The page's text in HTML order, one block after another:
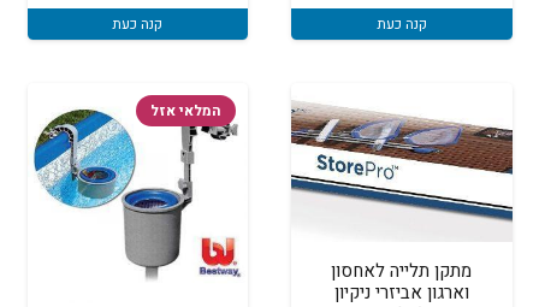
קנה כעת קנה כעת
מתקן תלייה לאחסון
וארגון אביזרי ניקיון
המלאי אזל